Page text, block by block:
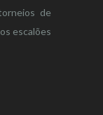
de
escalões